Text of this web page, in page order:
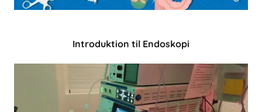
Introduktion til Endoskopi